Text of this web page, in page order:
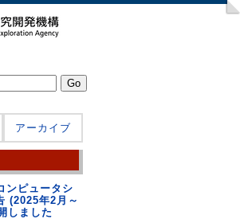
アーカイブ
ンピュータシ
(2025年2月～
しました